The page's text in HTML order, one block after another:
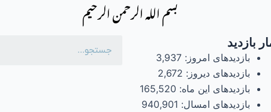
بسم الله الرحمن الرحیم
بازدید
بازدیدهای امروز:3,937
بازدیدهای دیروز: 2,672
بازدیدهای این ماه: 165,520
بازدیدهای امسال: 940,901